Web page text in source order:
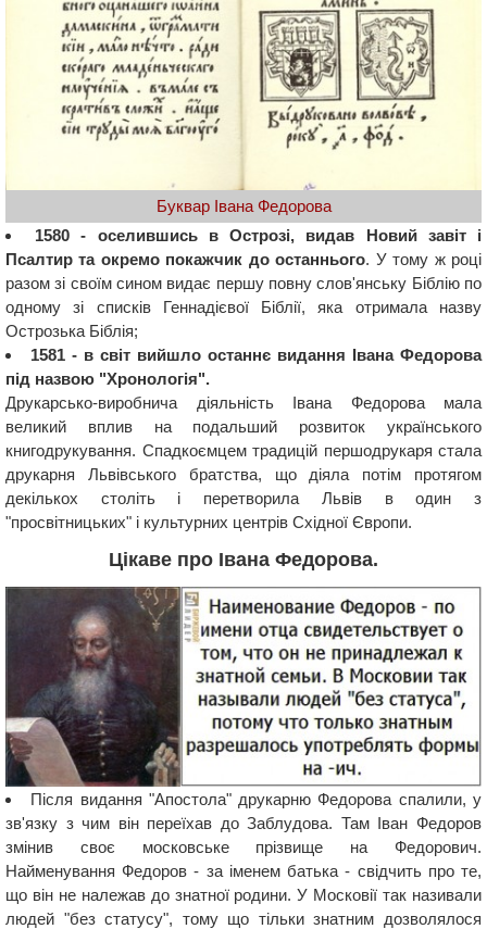
Буквар Івана Федорова
1580 - оселившись в Острозі, видав Новий завіт і
Псалтир та окремо покажчик до останнього. У тому ж році
разом зі своїм сином видає першу повну слов'янську Біблію по
одному зі списків Геннадієвої Біблії, яка отримала назву
Острозька Біблія;
1581 - в світ вийшло останнє видання Івана Федорова
під назвою "Хронологія".
Друкарсько-виробнича діяльність Івана Федорова мала
великий вплив на подальший розвиток українського
книгодрукування. Спадкоємцем традицій першодрукаря стала
друкарня Львівського братства, що діяла потім протягом
декількох століть і перетворила Львів в один з
"просвітницьких" і культурних центрів Східної Європи.
Цікаве про Івана Федорова.
Після видання "Апостола" друкарню Федорова спалили, у
зв'язку з чим він переїхав до Заблудова. Там Іван Федоров
змінив своє московське прізвище на Федорович.
Найменування Федоров - за іменем батька - свідчить про те,
що він не належав до знатної родини. У Московії так називали
людей "без статусу", тому що тільки знатним дозволялося